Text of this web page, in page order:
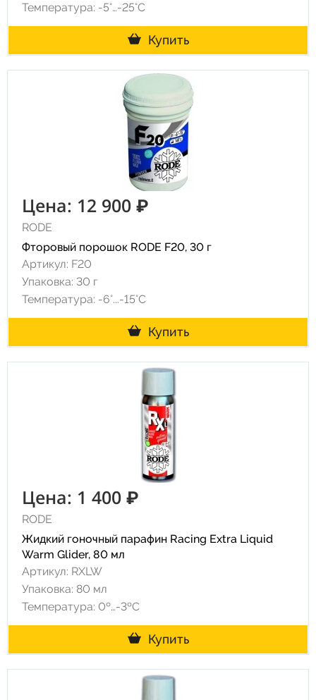
Температура: -5°…-25°C
Купить
Цена: 12 900 ₽
RODE
Фторовый порошок RODE F20, 30 г
Артикул: F20
Упаковка: 30 г
Температура: -6°...-15°С
Купить
Цена: 1 400 ₽
RODE
Жидкий гоночный парафин Racing Extra Liquid
Warm Glider, 80 мл
Артикул: RXLW
Упаковка: 80 мл
Температура: 0º…-3ºC
Купить